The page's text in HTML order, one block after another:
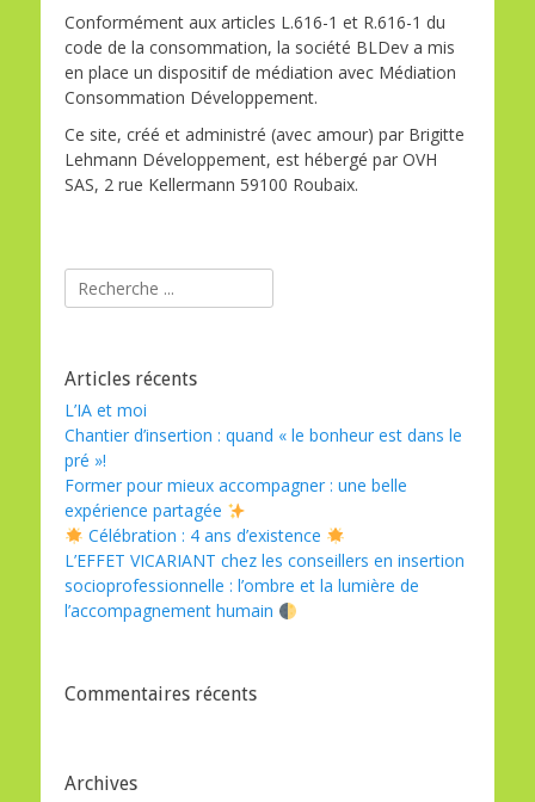
Conformément aux articles L.616-1 et R.616-1 du
code de la consommation, la société BLDev a mis
en place un dispositif de médiation avec Médiation
Consommation Développement.
Ce site, créé et administré (avec amour) par Brigitte
Lehmann Développement, est hébergé par OVH
SAS, 2 rue Kellermann 59100 Roubaix.
Rechercher :
Articles récents
L’IA et moi
Chantier d’insertion : quand « le bonheur est dans le
pré »!
Former pour mieux accompagner : une belle
expérience partagée
Célébration : 4 ans d’existence
L’EFFET VICARIANT chez les conseillers en insertion
socioprofessionnelle : l’ombre et la lumière de
l’accompagnement humain
Commentaires récents
Archives